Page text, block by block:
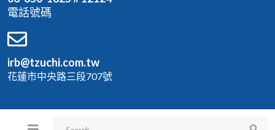
電話號碼
irb@tzuchi.com.tw
花蓮市中央路三段707號